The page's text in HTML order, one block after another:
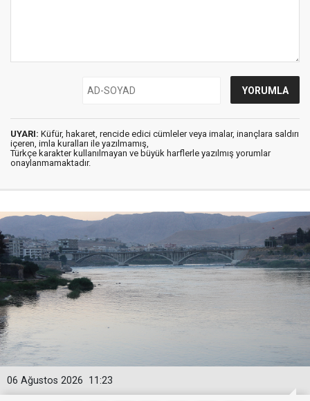
UYARI: Küfür, hakaret, rencide edici cümleler veya imalar, inançlara saldırı
içeren, imla kuralları ile yazılmamış,
Türkçe karakter kullanılmayan ve büyük harflerle yazılmış yorumlar
onaylanmamaktadır.
11:23
06 Ağustos 2026